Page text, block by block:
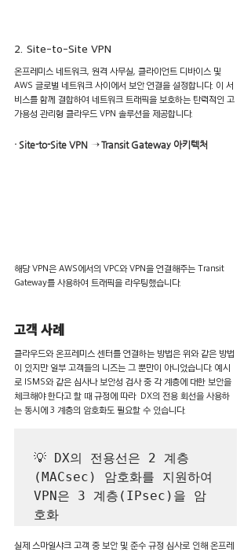
2. Site-to-Site VPN
온프레미스 네트워크, 원격 사무실, 클라이언트 디바이스 및
AWS 글로벌 네트워크 사이에서 보안 연결을 설정합니다. 이 서
비스를 함께 결합하여 네트워크 트래픽을 보호하는 탄력적인 고
가용성 관리형 클라우드 VPN 솔루션을 제공합니다.
· Site-to-Site VPN → Transit Gateway 아키텍처
해당 VPN은 AWS에서의 VPC와 VPN을 연결해주는 Transit
Gateway를 사용하여 트래픽을 라우팅했습니다.
고객 사례
클라우드와 온프레미스 센터를 연결하는 방법은 위와 같은 방법
이 있지만 일부 고객들의 니즈는 그 뿐만이 아니었습니다. 예시
로 ISMS와 같은 심사나 보안성 검사 중 각 계층에 대한 보안을
체크해야 한다고 할 때 규정에 따라  DX의 전용 회선을 사용하
는 동시에 3 계층의 암호화도 필요할 수 있습니다.
💡 DX의 전용선은 2 계층
(MACsec) 암호화를 지원하여
VPN은 3 계층(IPsec)을 암
실제 스마일샤크 고객 중 보안 및 준수 규정 심사로 인해 온프레